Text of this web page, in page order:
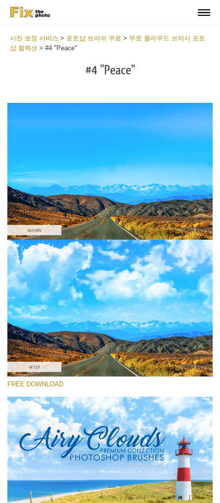
사진 보정 서비스 > 포토샵 브러쉬 무료 > 무료 클라우드 브러시 포토
샵 컬렉션 > #4 "Peace"
#4 "Peace"
선택 해주세요
Free Ps Brush #4
Airy Clouds
(52 Ps Brushes
무료 다운로드
FREE DOWNLOAD